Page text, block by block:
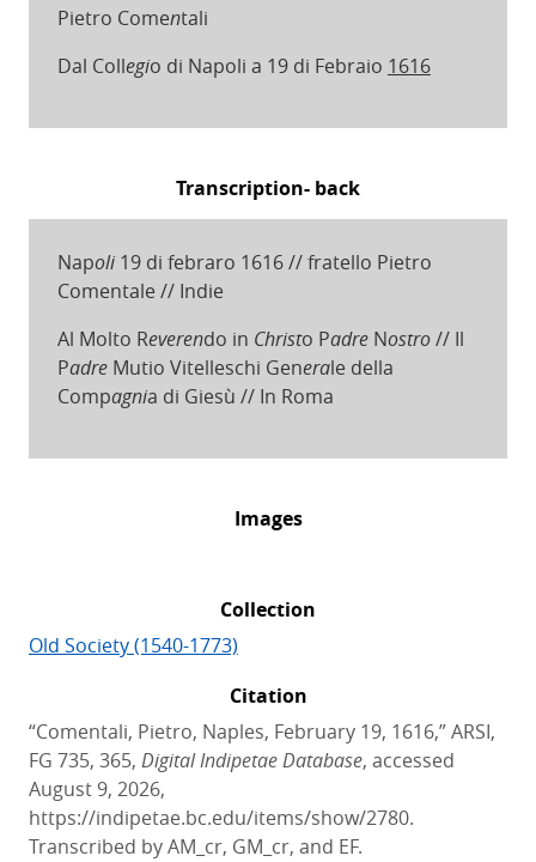
Pietro Comentali
Dal Collegio di Napoli a 19 di Febraio 1616
Transcription- back
Napoli19 di febraro 1616 // fratello Pietro
Comentale // Indie
Al Molto Reverendo in Christo PadreNostro// Il
PadreMutio Vitelleschi Generale della
Compagnia di Giesù // In Roma
Images
Collection
Old Society (1540-1773)
Citation
“Comentali, Pietro, Naples, February 19, 1616,” ARSI,
FG 735, 365, Digital Indipetae Database, accessed
August 9, 2026,
https://indipetae.bc.edu/items/show/2780.
Transcribed by AM_cr, GM_cr, and EF.